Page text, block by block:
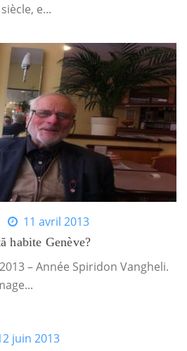
e...
11 avril 2013
habite Genève?
– Année Spiridon Vangheli.
juin 2013